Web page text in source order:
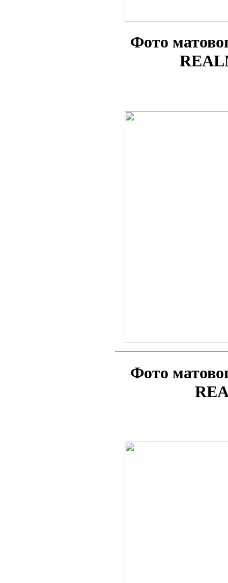
Фото
Фото